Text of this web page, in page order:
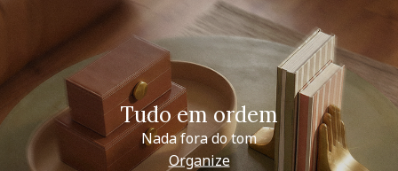
Tudo em ordem
Nada fora do tom
Organize